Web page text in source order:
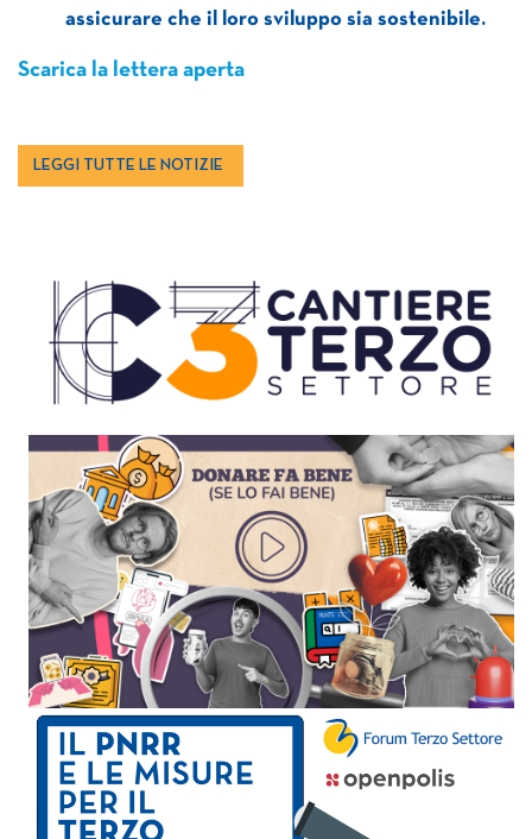
assicurare che il loro sviluppo sia sostenibile.
Scarica la lettera aperta
LEGGI TUTTE LE NOTIZIE